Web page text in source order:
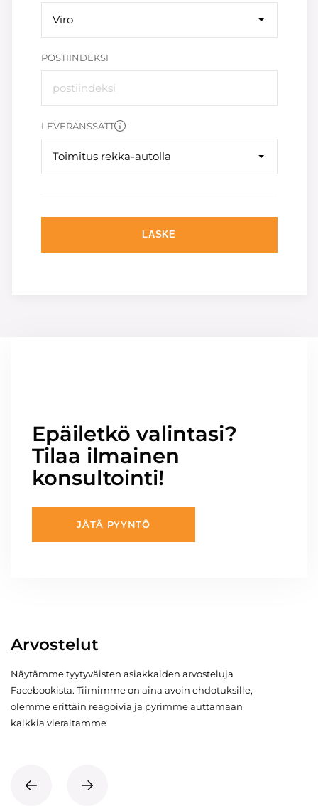
Viro
POSTIINDEKSI
LEVERANSSÄTT
Toimitus rekka-autolla
LASKE
Epäiletkö valintasi?
Tilaa ilmainen
konsultointi!
JÄTÄ PYYNTÖ
Arvostelut
Näytämme tyytyväisten asiakkaiden arvosteluja
Facebookista. Tiimimme on aina avoin ehdotuksille,
olemme erittäin reagoivia ja pyrimme auttamaan
kaikkia vieraitamme